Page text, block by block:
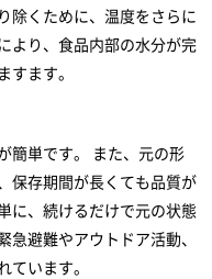
除くために、温度をさらに
より、食品内部の水分が完
ます。
簡単です。 また、元の形
保存期間が長くても品質が
に、続けるだけで元の状態
避難やアウトドア活動、
います。